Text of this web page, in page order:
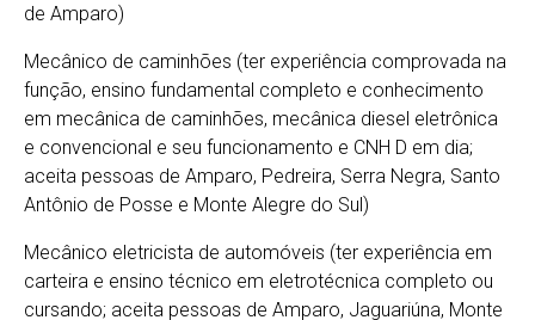
de Amparo)
Mecânico de caminhões (ter experiência comprovada na
função, ensino fundamental completo e conhecimento
em mecânica de caminhões, mecânica diesel eletrônica
e convencional e seu funcionamento e CNH D em dia;
aceita pessoas de Amparo, Pedreira, Serra Negra, Santo
Antônio de Posse e Monte Alegre do Sul)
Mecânico eletricista de automóveis (ter experiência em
carteira e ensino técnico em eletrotécnica completo ou
cursando; aceita pessoas de Amparo, Jaguariúna, Monte